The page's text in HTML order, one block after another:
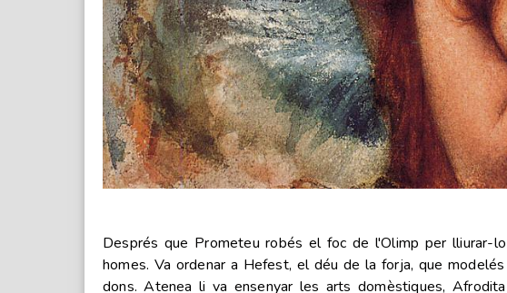
Després que Prometeu robés el foc de l'Olimp per lliurar-
homes. Va ordenar a Hefest, el déu de la forja, que
dons. Atenea li va ensenyar les arts domèstiques,